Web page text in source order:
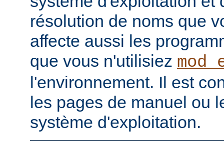
résolution de noms que
affecte aussi les
que vous n'utilisiez
l'environnement. Il est
les pages de manuel ou
système d'exploitation.